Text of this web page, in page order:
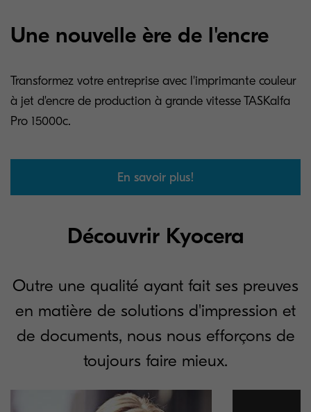
Une nouvelle ère de l'encre
Transformez votre entreprise avec l'imprimante couleur
à jet d'encre de production à grande vitesse TASKalfa
Pro 15000c.
En savoir plus!
Découvrir Kyocera
Outre une qualité ayant fait ses preuves
en matière de solutions d'impression et
de documents, nous nous efforçons de
toujours faire mieux.